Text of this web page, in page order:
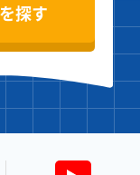
探す